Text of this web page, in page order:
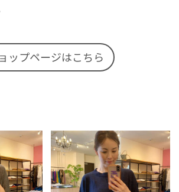
ップページはこちら